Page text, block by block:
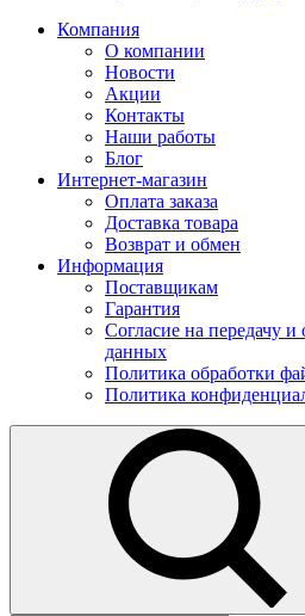
Компания
О компании
Новости
Акции
Контакты
Наши работы
Блог
Интернет-магазин
Оплата заказа
Доставка товара
Возврат и обмен
Информация
Поставщикам
Гарантия
Согласие на передачу
данных
Политика обработки
Политика